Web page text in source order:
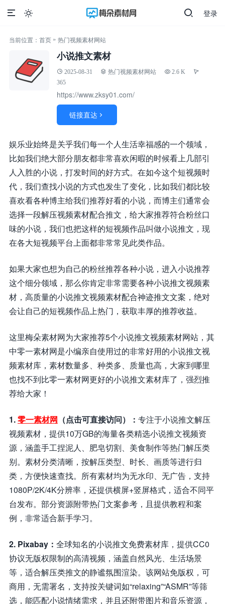
登录

当前位置： 首页 » 热门视频素材网站
小说推文素材
2025-08-31 热门视频素材网站
2.6 K
365
https://www.zksy01.com/
链接直达 
娱乐业始终是关乎我们每一个人生活幸福感的一个领域，
比如我们绝大部分朋友都非常喜欢闲暇的时候看上几部引
人入胜的小说，打发时间的好方式。在如今这个短视频时
代，我们查找小说的方式也发生了变化，比如我们都比较
喜欢看各种博主给我们推荐好看的小说，而博主们通常会
选择一段解压视频素材配合推文，给大家推荐符合粉丝口
味的小说，我们也把这样的短视频作品叫做小说推文，现
在各大短视频平台上面都非常常见此类作品。
如果大家也想为自己的粉丝推荐各种小说，进入小说推荐
这个细分领域，那么你肯定非常需要各种小说推文视频素
材，高质量的小说推文视频素材配合神迹推文文案，绝对
会让自己的短视频作品上热门，获取丰厚的推荐收益。
这里梅朵素材网为大家推荐5个小说推文视频素材网站，其
中零一素材网是小编亲自使用过的非常好用的小说推文视
频素材库，素材数量多、种类多、质量也高，大家到哪里
也找不到比零一素材网更好的小说推文素材库了，强烈推
荐给大家！
1.零一素材网 （点击可直接访问）： 专注于小说推文解压
视频素材，提供10万GB的海量各类精选小说推文视频资
源，涵盖手工捏泥人、肥皂切割、美食制作等热门解压类
别。素材分类清晰，按解压类型、时长、画质等进行归
类，方便快速查找。所有素材均为无水印、无广告，支持
1080P/2K/4K分辨率，还提供横屏+竖屏格式，适合不同平
台发布。部分资源附带热门文案参考，且提供教程和案
例，非常适合新手学习。
2. Pixabay： 全球知名的小说推文免费素材库，提供CC0
协议无版权限制的高清视频，涵盖自然风光、生活场景
等，适合解压类推文的静谧氛围渲染。该网站免版权，可
商用，无需署名，支持按关键词如“relaxing”“ASMR”等筛
选，能匹配小说情绪需求，并且还附带图片和音乐资源，